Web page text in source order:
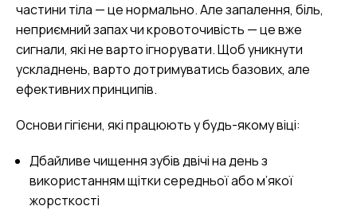
частини тіла — це нормально. Але запалення, біль,
неприємний запах чи кровоточивість — це вже
сигнали, які не варто ігнорувати. Щоб уникнути
ускладнень, варто дотримуватись базових, але
ефективних принципів.
Основи гігієни, які працюють у будь-якому віці:
Дбайливе чищення зубів двічі на день з
використанням щітки середньої або м’якої
жорсткості